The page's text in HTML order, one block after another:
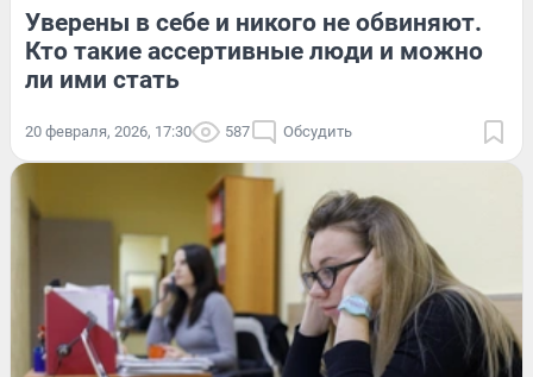
Уверены в себе и никого не обвиняют.
Кто такие ассертивные люди и можно
ли ими стать
20 февраля, 2026, 17:30 587 Обсудить